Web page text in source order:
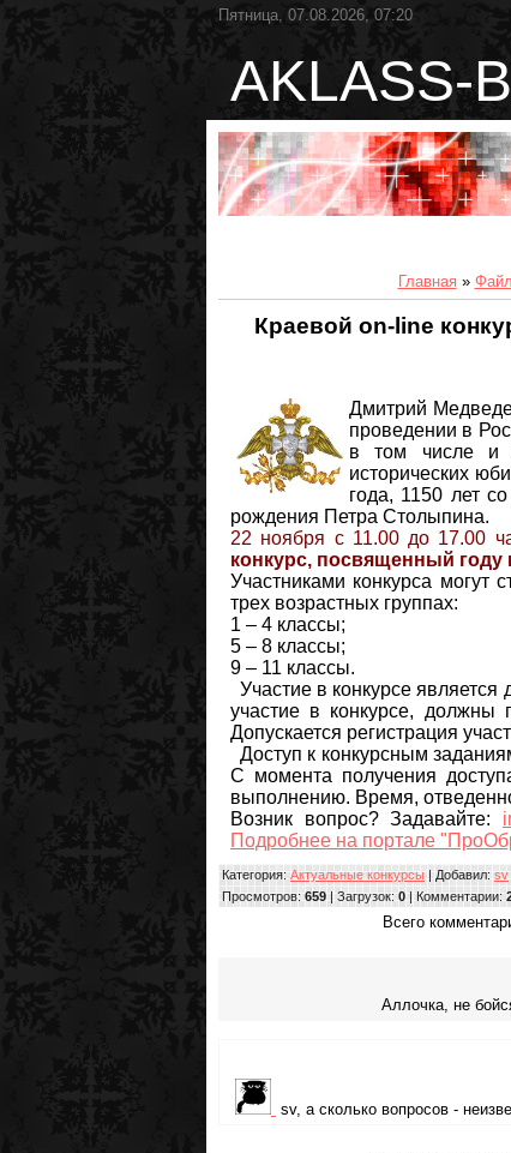
Пятница, 07.08.2026, 07:20
AKLASS-
Главная »
Краевой on-line
Дмитрий
проведении в
в том числе и
исторических
года, 1150 лет
рождения Петра Столыпина.
22 ноября с 11.00 до 17.00
конкурс, посвященный
Участниками конкурса могут
трех возрастных группах:
1 – 4 классы;
5 – 8 классы;
9 – 11 классы.
Участие в конкурсе
участие в конкурсе, должны
Допускается регистрация
Доступ к конкурсным
С момента получения
выполнению. Время,
Возник вопрос? Задавайте:
Подробнее на портале
Категория: Актуальные конкурсы Добавил: sv
Просмотров: 659 Загрузок: 0 Комментарии:
Всего
Аллочка, не
sv, а сколько вопросов -